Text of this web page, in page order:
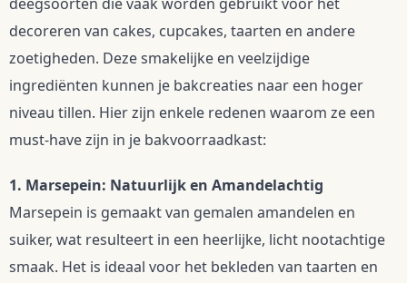
decoreren van cakes, cupcakes, taarten en andere
zoetigheden. Deze smakelijke en veelzijdige
ingrediënten kunnen je bakcreaties naar een hoger
niveau tillen. Hier zijn enkele redenen waarom ze een
must-have zijn in je bakvoorraadkast:
1. Marsepein: Natuurlijk en Amandelachtig
Marsepein is gemaakt van gemalen amandelen en
suiker, wat resulteert in een heerlijke, licht nootachtige
smaak. Het is ideaal voor het bekleden van taarten en